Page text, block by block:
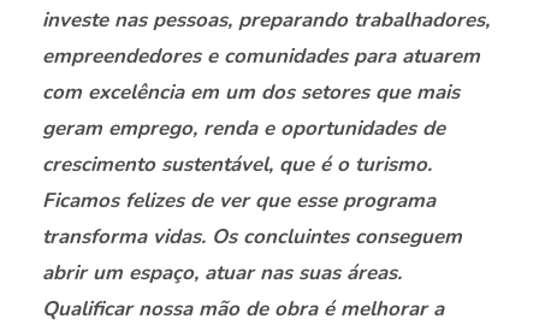
investe nas pessoas, preparando trabalhadores,
empreendedores e comunidades para atuarem
com excelência em um dos setores que mais
geram emprego, renda e oportunidades de
crescimento sustentável, que é o turismo.
Ficamos felizes de ver que esse programa
transforma vidas. Os concluintes conseguem
abrir um espaço, atuar nas suas áreas.
Qualificar nossa mão de obra é melhorar a